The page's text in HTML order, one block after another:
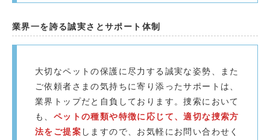
業界一を誇る誠実さとサポート体制
大切なペットの保護に尽力する誠実な姿勢、また
ご依頼者さまの気持ちに寄り添ったサポートは、
業界トップだと自負しております。捜索において
も、 ペットの種類や特徴に応じて、適切な捜索方
法をご提案 しますので、お気軽にお問い合わせく